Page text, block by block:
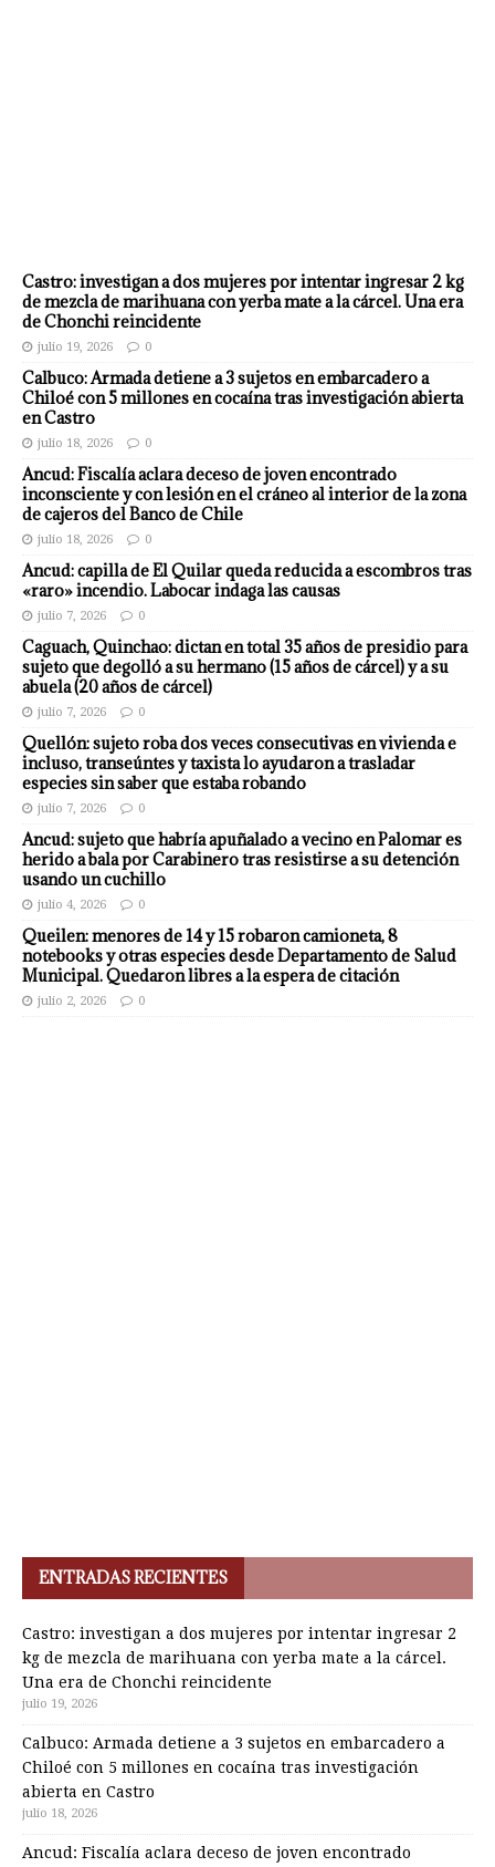
Castro: investigan a dos mujeres por intentar ingresar 2 kg
de mezcla de marihuana con yerba mate a la cárcel. Una era
de Chonchi reincidente
julio 19, 2026 0
Calbuco: Armada detiene a 3 sujetos en embarcadero a
Chiloé con 5 millones en cocaína tras investigación abierta
en Castro
julio 18, 2026 0
Ancud: Fiscalía aclara deceso de joven encontrado
inconsciente y con lesión en el cráneo al interior de la zona
de cajeros del Banco de Chile
julio 18, 2026 0
Ancud: capilla de El Quilar queda reducida a escombros tras
«raro» incendio. Labocar indaga las causas
julio 7, 2026 0
Caguach, Quinchao: dictan en total 35 años de presidio para
sujeto que degolló a su hermano (15 años de cárcel) y a su
abuela (20 años de cárcel)
julio 7, 2026 0
Quellón: sujeto roba dos veces consecutivas en vivienda e
incluso, transeúntes y taxista lo ayudaron a trasladar
especies sin saber que estaba robando
julio 7, 2026 0
Ancud: sujeto que habría apuñalado a vecino en Palomar es
herido a bala por Carabinero tras resistirse a su detención
usando un cuchillo
julio 4, 2026 0
Queilen: menores de 14 y 15 robaron camioneta, 8
notebooks y otras especies desde Departamento de Salud
Municipal. Quedaron libres a la espera de citación
julio 2, 2026 0
ENTRADAS RECIENTES
Castro: investigan a dos mujeres por intentar ingresar 2
kg de mezcla de marihuana con yerba mate a la cárcel.
Una era de Chonchi reincidente
julio 19, 2026
Calbuco: Armada detiene a 3 sujetos en embarcadero a
Chiloé con 5 millones en cocaína tras investigación
abierta en Castro
julio 18, 2026
Ancud: Fiscalía aclara deceso de joven encontrado